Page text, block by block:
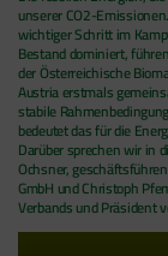
unserer CO2-
wichtiger Schritt im
Bestand dominiert,
der Österreichische
Austria erstmals
stabile
bedeutet das für die
Darüber sprechen wir in
Ochsner,
GmbH und Christoph
Verbands und Präsident